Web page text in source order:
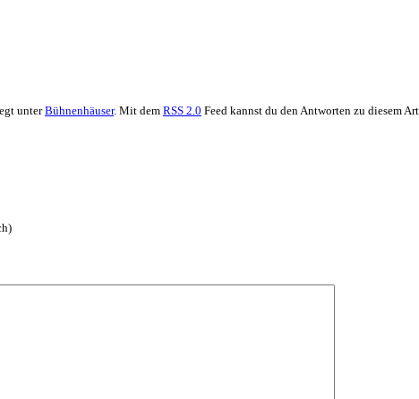
unterBühnenhäuser. Mit dem RSS 2.0 Feed kannst du den Antworten zu diesem